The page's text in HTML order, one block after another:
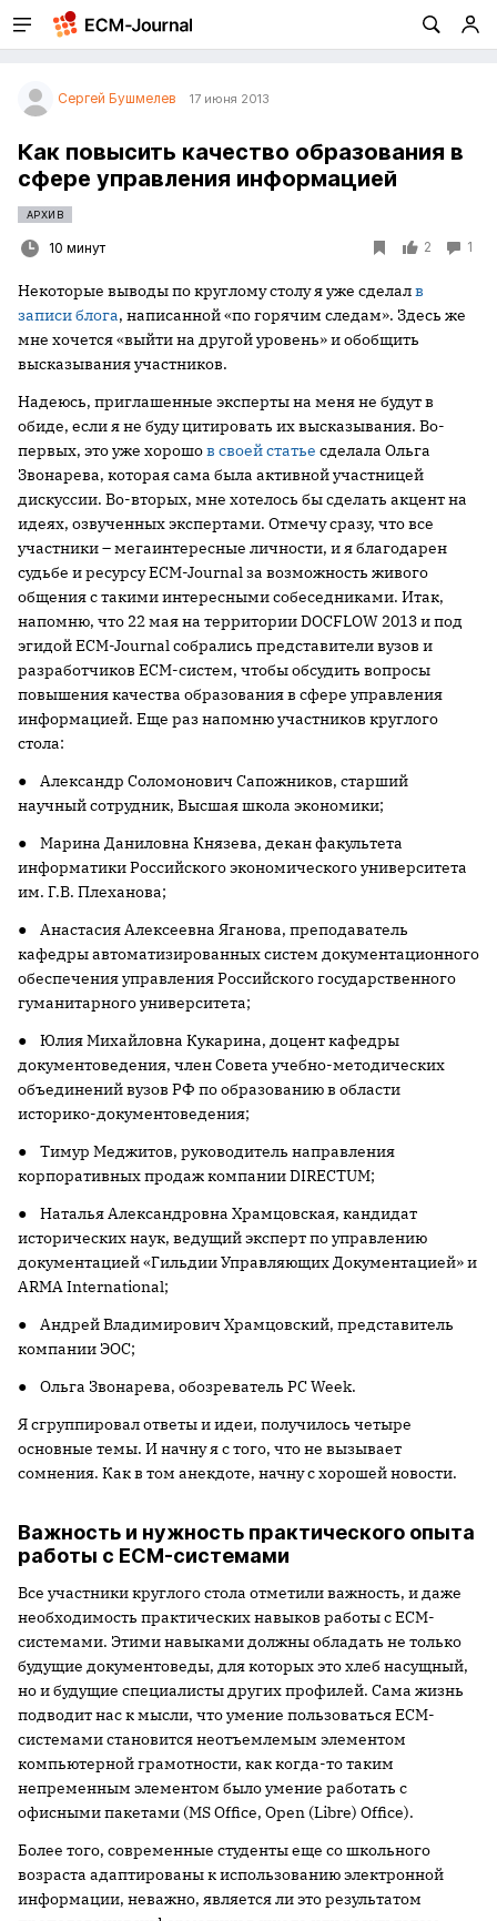
Сергей Бушмелев 17 июня 2013
Как повысить качество образования в
сфере управления информацией
АРХИВ
10 минут 2 1
Некоторые выводы по круглому столу я уже сделалв
записи блога, написанной «по горячим следам». Здесь же
мне хочется «выйти на другой уровень» и обобщить
высказывания участников.
Надеюсь, приглашенные эксперты на меня не будут в
обиде, если я не буду цитировать их высказывания. Во-
первых, это уже хорошов своей статье сделала Ольга
Звонарева, которая сама была активной участницей
дискуссии. Во-вторых, мне хотелось бы сделать акцент на
идеях, озвученных экспертами. Отмечу сразу, что все
участники – мегаинтересные личности, и я благодарен
судьбе и ресурсу ECM-Journal за возможность живого
общения с такими интересными собеседниками. Итак,
напомню, что 22 мая на территории DOCFLOW 2013 и под
эгидой ECM-Journal собрались представители вузов и
разработчиков ECM-систем, чтобы обсудить вопросы
повышения качества образования в сфере управления
информацией. Еще раз напомню участников круглого
стола:
● Александр Соломонович Сапожников, старший
научный сотрудник, Высшая школа экономики;
● Марина Даниловна Князева, декан факультета
информатики Российского экономического университета
им. Г.В. Плеханова;
● Анастасия Алексеевна Яганова, преподаватель
кафедры автоматизированных систем документационного
обеспечения управления Российского государственного
гуманитарного университета;
● Юлия Михайловна Кукарина, доцент кафедры
документоведения, член Совета учебно-методических
объединений вузов РФ по образованию в области
историко-документоведения;
● Тимур Меджитов, руководитель направления
корпоративных продаж компании DIRECTUM;
● Наталья Александровна Храмцовская, кандидат
исторических наук, ведущий эксперт по управлению
документацией «Гильдии Управляющих Документацией» и
ARMA International;
● Андрей Владимирович Храмцовский, представитель
компании ЭОС;
● Ольга Звонарева, обозреватель PC Week.
Я сгруппировал ответы и идеи, получилось четыре
основные темы. И начну я с того, что не вызывает
сомнения. Как в том анекдоте, начну с хорошей новости.
Важность и нужность практического опыта
работы с ECM-системами
Все участники круглого стола отметили важность, и даже
необходимость практических навыков работы с ECM-
системами. Этими навыками должны обладать не только
будущие документоведы, для которых это хлеб насущный,
но и будущие специалисты других профилей. Сама жизнь
подводит нас к мысли, что умение пользоваться ECM-
системами становится неотъемлемым элементом
компьютерной грамотности, как когда-то таким
непременным элементом было умение работать с
офисными пакетами (MS Office, Open (Libre) Office).
Более того, современные студенты еще со школьного
возраста адаптированы к использованию электронной
информации, неважно, является ли это результатом